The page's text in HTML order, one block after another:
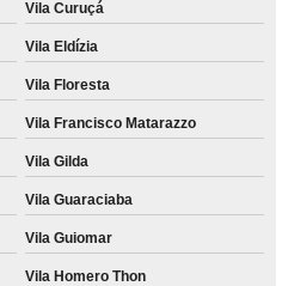
Vila Curuçá
Vila Eldízia
Vila Floresta
Vila Francisco Matarazzo
Vila Gilda
Vila Guaraciaba
Vila Guiomar
Vila Homero Thon